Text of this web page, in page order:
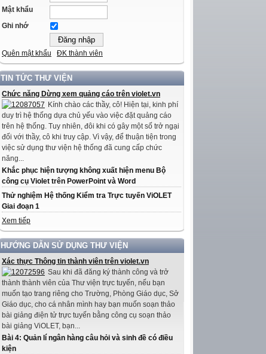
Mật khẩu
Ghi nhớ
Quên mật khẩu ĐK thành viên
TIN TỨC THƯ VIỆN
Chức năng Dừng xem quảng cáo trên violet.vn
Kính chào các thầy, cô! Hiện tại, kinh phí
duy trì hệ thống dựa chủ yếu vào việc đặt quảng cáo
trên hệ thống. Tuy nhiên, đôi khi có gây một số trở ngại
đối với thầy, cô khi truy cập. Vì vậy, để thuận tiện trong
việc sử dụng thư viện hệ thống đã cung cấp chức
năng...
Khắc phục hiện tượng không xuất hiện menu Bộ
công cụ Violet trên PowerPoint và Word
Thử nghiệm Hệ thống Kiểm tra Trực tuyến ViOLET
Giai đoạn 1
Xem tiếp
HƯỚNG DẪN SỬ DỤNG THƯ VIỆN
Xác thực Thông tin thành viên trên violet.vn
Sau khi đã đăng ký thành công và trở
thành thành viên của Thư viện trực tuyến, nếu bạn
muốn tạo trang riêng cho Trường, Phòng Giáo dục, Sở
Giáo dục, cho cá nhân mình hay bạn muốn soạn thảo
bài giảng điện tử trực tuyến bằng công cụ soạn thảo
bài giảng ViOLET, bạn...
Bài 4: Quản lí ngân hàng câu hỏi và sinh đề có điều
kiện